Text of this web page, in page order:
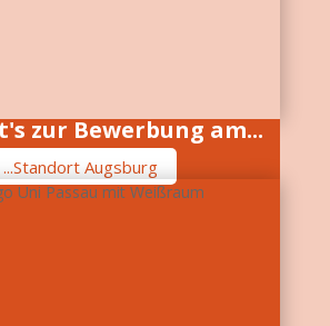
zur Bewerbung am...
...Standort Augsburg